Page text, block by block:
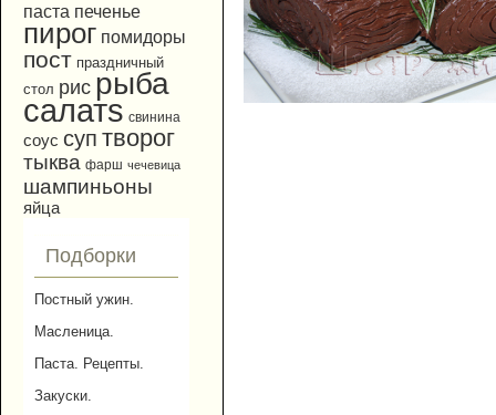
паста печенье
пирог помидоры
пост праздничный
стол рис рыба
салатs свинина
соус суп творог
тыква фарш чечевица
шампиньоны
яйца
Подборки
Постный ужин.
Масленица.
Паста. Рецепты.
Закуски.